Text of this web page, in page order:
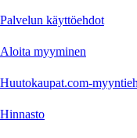
Palvelun käyttöehdot
Aloita myyminen
Huutokaupat.com-
Hinnasto